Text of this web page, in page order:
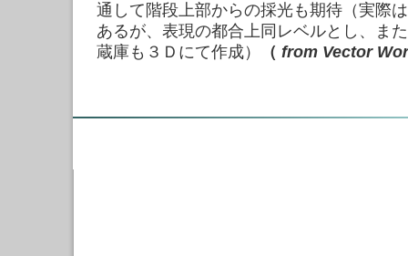
通して階段上部からの採光も期待（実際
あるが、表現の都合上同レベルとし、ま
蔵庫も３Ｄにて作成）
（ from Vector